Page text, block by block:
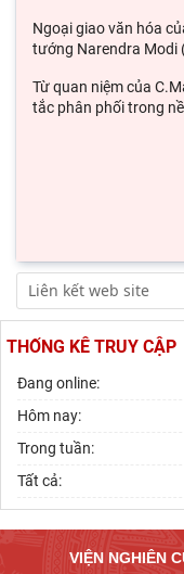
Ngoại giao văn hóa
tướng Narendra Modi
Từ quan niệm của
tắc phân phối trong
THỐNG KÊ TRUY CẬP
Đang online:
Hôm nay:
Trong tuần:
Tất cả:
VIỆN NGHIÊN